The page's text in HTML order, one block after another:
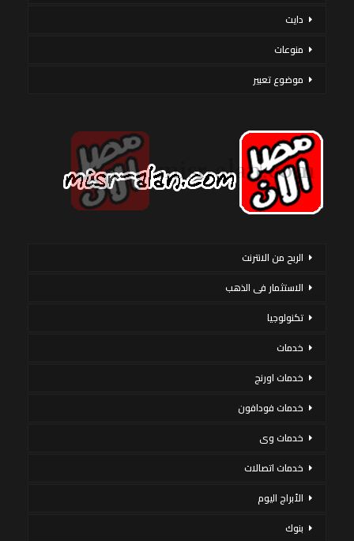
دايت
منوعات
موضوع تعبير
الربح من الانترنت
الاستثمار فى الذهب
تكنولوجيا
خدمات
خدمات اورنج
خدمات فودافون
خدمات وى
خدمات اتصالات
الأبراج اليوم
بنوك